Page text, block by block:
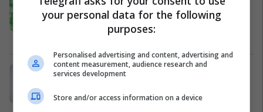
natyrë e me mendje për mbrojtjen e
Gërmisë
Prishtina Trails
Historike: UBT, në 25-vjetorin e
për reputacionin universitar në
your personal data for the following
purposes:
Personalised advertising and content, advertising and
content measurement, audience research and
services development
Store and/or access information on a device